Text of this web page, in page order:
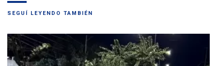
SEGUÍ LEYENDO TAMBIÉN